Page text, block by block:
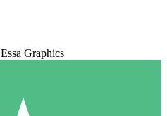
Essa Graphics